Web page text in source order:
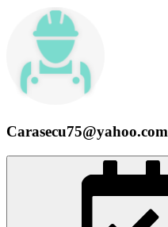
Carasecu75@yahoo.com